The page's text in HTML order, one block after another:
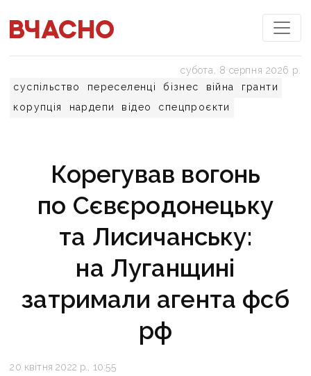
суспільство переселенці бізнес війна
гранти
корупція
нардепи відео спецпроєкти
субота, 8 серпня 2026 р.
Корегував вогонь
по Сєвєродонецьку
та Лисичанську:
на Луганщині
затримали агента фсб
рф
20 квітня 2022 р., 10:55